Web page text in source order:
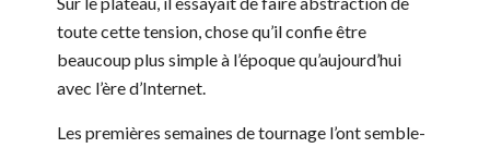
toute cette tension, chose qu’il confie être
beaucoup plus simple à l’époque qu’aujourd’hui
avec l’ère d’Internet.
Les premières semaines de tournage l’ont semble-